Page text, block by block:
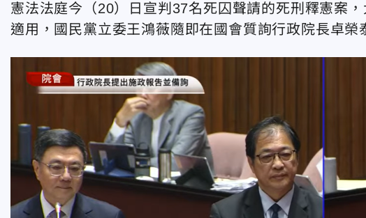
憲法法庭今（20）日宣判37名死囚聲請的死刑釋憲案
適用，國民黨立委王鴻薇隨即在國會質詢行政院長卓榮